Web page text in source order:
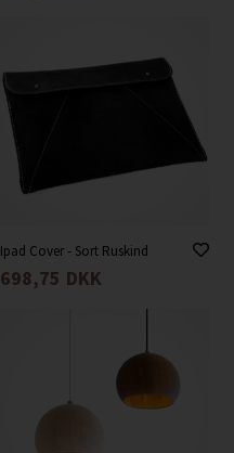
Ipad Cover - Sort Ruskind
698,75 DKK